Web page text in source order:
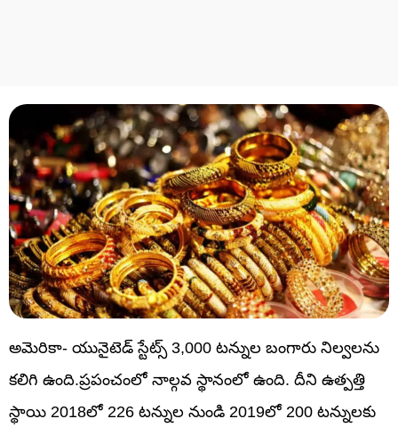
అమెరికా- యునైటెడ్ స్టేట్స్ 3,000 టన్నుల బంగారు నిల్వలను
కలిగి ఉంది.ప్రపంచంలో నాల్గవ స్థానంలో ఉంది. దీని ఉత్పత్తి
స్థాయి 2018లో 226 టన్నుల నుండి 2019లో 200 టన్నులకు